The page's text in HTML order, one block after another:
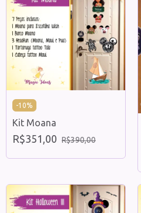
-10%
Kit Moana
R$351,00 R$390,00